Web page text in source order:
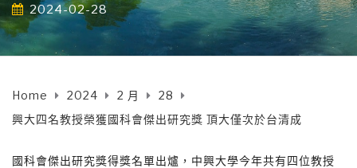
2024-02-28
Home 2024 2 月
28
興大四名教授榮獲國科會傑出研究獎 頂大僅次於台清成
國科會傑出研究獎得獎名單出爐，中興大學今年共有四位教授